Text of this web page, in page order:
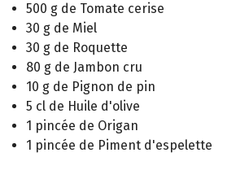
500 g de Tomate cerise
30 g de Miel
30 g de Roquette
80 g de Jambon cru
10 g de Pignon de pin
5 cl de Huile d'olive
1 pincée de Origan
1 pincée de Piment d'espelette